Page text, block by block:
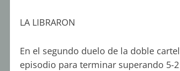
LA LIBRARON
En el segundo duelo de la doble
episodio para terminar superando 5-